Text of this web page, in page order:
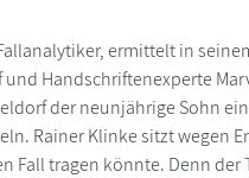
ermittelt in
und Handschriftenexperte
der neunjährige Sohn
Rainer Klinke sitzt wegen
Fall tragen könnte. Denn